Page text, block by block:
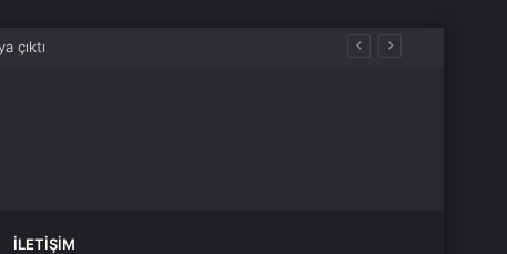
İLETIŞIM